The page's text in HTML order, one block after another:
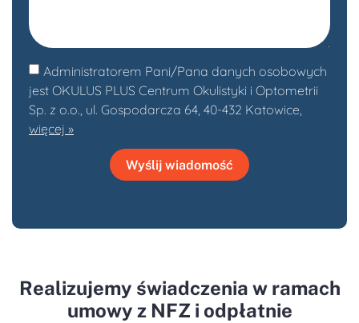
Administratorem Pani/Pana danych osobowych
jest OKULUS PLUS Centrum Okulistyki i Optometrii
Sp. z o.o., ul. Gospodarcza 64, 40-432 Katowice,
więcej »
Wyślij wiadomość
Realizujemy świadczenia w ramach
umowy z NFZ i odpłatnie